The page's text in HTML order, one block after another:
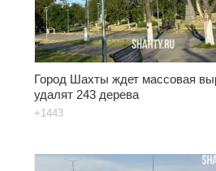
Город Шахты ждет массовая
удалят 243 дерева
+1443